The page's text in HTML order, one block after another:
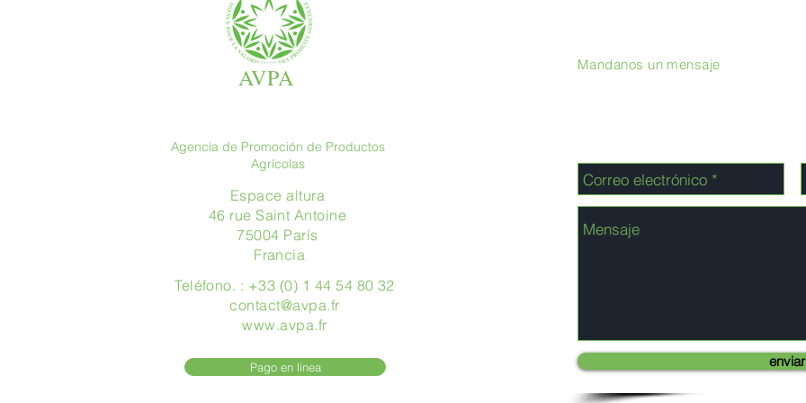
AVPA
Agencia de Promoción de Productos
Agrícolas
Espace altura
46 rue Saint Antoine
75004 París
​ Francia
Teléfono. : +33 (0) 1 44 54 80 32
contact@avpa.fr
www.avpa.fr
Pago en línea
Mandanos un mensaje